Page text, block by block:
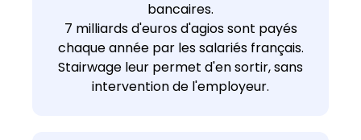
bancaires.
7 milliards d'euros d'agios sont payés
chaque année par les salariés français.
Stairwage leur permet d'en sortir, sans
intervention de l'employeur.